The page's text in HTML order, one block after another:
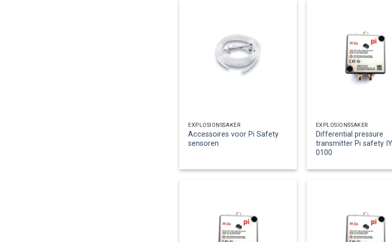
EXPLOSIONSSÄKER
Accessoires voor Pi Safety
sensoren
EXPLOSIONSSÄKER
Differential pressure
transmitter Pi safety
0100